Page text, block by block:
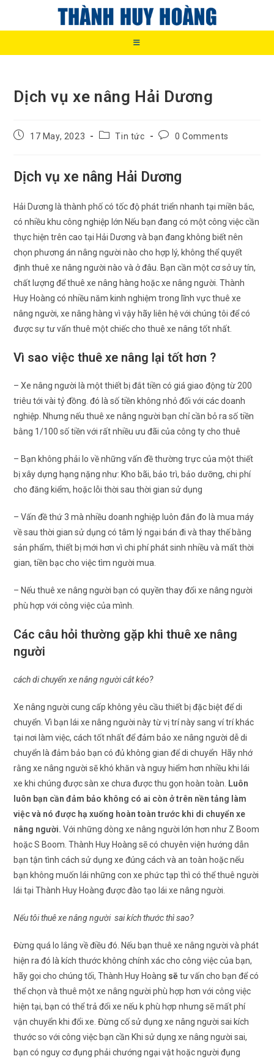
Dịch vụ xe nâng Hải Dương
Post17 May, 2023
PostTin tức
Post0 Comments
Dịch vụ xe nâng Hải Dương
Hải Dương là thành phố có tốc độ phát triển nhanh tại miền bắc,
có nhiều khu công nghiệp lớn Nếu bạn đang có một công việc cần
thực hiện trên cao tại Hải Dương và bạn đang không biết nên
chọn phương án nâng người nào cho hợp lý, không thể quyết
định thuê xe nâng người nào và ở đâu. Bạn cần một cơ sở uy tín,
chất lượng để thuê xe nâng hàng hoặc xe nâng người. Thành
Huy Hoàng có nhiều năm kinh nghiệm trong lĩnh vực thuê xe
nâng người, xe nâng hàng vì vậy hãy liên hệ với chúng tôi để có
được sự tư vấn thuê một chiếc cho thuê xe nâng tốt nhất.
Vì sao việc thuê xe nâng lại tốt hơn ?
– Xe nâng người là một thiết bị đắt tiền có giá giao động từ 200
triêu tới vài tỷ đồng. đó là số tiền không nhỏ đối với các doanh
nghiệp. Nhưng nếu thuê xe nâng người bạn chỉ cần bỏ ra số tiền
bằng 1/100 số tiền với rất nhiều ưu đãi của công ty cho thuê
– Bạn không phải lo về những vấn đề thường trực của một thiết
bị xây dựng hạng nặng như: Kho bãi, bảo trì, bảo dưỡng, chi phí
cho đăng kiểm, hoặc lỗi thời sau thời gian sử dụng
– Vấn đề thứ 3 mà nhiều doanh nghiệp luôn đắn đo là mua máy
về sau thời gian sử dụng có tâm lý ngại bán đi và thay thế bằng
sản phẩm, thiết bị mới hơn vì chi phí phát sinh nhiều và mất thời
gian, tiền bạc cho việc tìm người mua.
– Nếu thuê xe nâng người bạn có quyền thay đổi xe nâng người
phù hợp với công việc của mình.
Các câu hỏi thường gặp khi thuê xe nâng
người
cách di chuyển xe nâng người cắt kéo?
Xe nâng người cung cấp không yêu cầu thiết bị đặc biệt để di
chuyển. Vì bạn lái xe nâng người này từ vị trí này sang ví trí khác
tại nơi làm việc, cách tốt nhất để đảm bảo xe nâng người dễ di
chuyển là đảm bảo bạn có đủ không gian để di chuyển Hãy nhớ
rằng xe nâng người sẽ khó khăn và nguy hiểm hơn nhiều khi lái
xe khi chúng được sàn xe chưa được thu gọn hoàn toàn. Luôn
luôn bạn cần đảm bảo không có ai còn ở trên nền tảng làm
việc và nó được hạ xuống hoàn toàn trước khi di chuyển xe
nâng người. Với những dòng xe nâng người lớn hơn như Z Boom
hoặc S Boom. Thành Huy Hoàng sẽ có chuyên viện hướng dẫn
bạn tận tình cách sử dụng xe đúng cách và an toàn hoặc nếu
bạn không muốn lái những con xe phức tạp thì có thể thuê người
lái tại Thành Huy Hoàng được đào tạo lái xe nâng người.
Nếu tôi thuê xe nâng người sai kích thước thì sao?
Đừng quá lo lắng về điều đó. Nếu bạn thuê xe nâng người và phát
hiện ra đó là kích thước không chính xác cho công việc của bạn,
hãy gọi cho chúng tối, Thành Huy Hoàng sẽ tư vấn cho bạn để có
thể chọn và thuê một xe nâng người phù hợp hơn với công việc
hiện tại, bạn có thể trả đổi xe nếu k phù hợp nhưng sẽ mất phí
vận chuyển khi đổi xe. Đừng cố sử dụng xe nâng người sai kích
thước so với công việc bạn cần Khi sử dụng xe nâng người sai,
bạn có nguy cơ đụng phải chướng ngại vật hoặc người đụng